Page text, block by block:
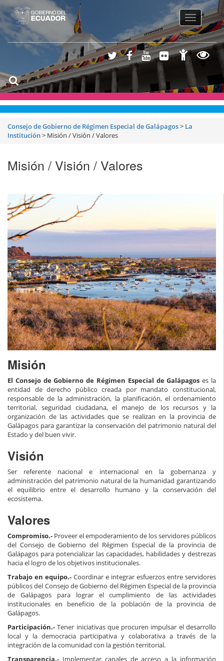
Toggle
Consejo de Gobierno de Régimen Especial de Galápagos> La
Institución> Misión / Visión / Valores
Misión / Visión / Valores
Misión
El Consejo de Gobierno de Régimen Especial de Galápagos es la
entidad de derecho público creada por mandato constitucional,
responsable de la administración, la planificación, el ordenamiento
territorial, seguridad ciudadana, el manejo de los recursos y la
organización de las actividades que se realizan en la provincia de
Galápagos para garantizar la conservación del patrimonio natural del
Estado y del buen vivir.
Visión
Ser referente nacional e internacional en la gobernanza y
administración del patrimonio natural de la humanidad garantizando
el equilibrio entre el desarrollo humano y la conservación del
ecosistema.
Valores
Compromiso.- Proveer el empoderamiento de los servidores públicos
del Consejo de Gobierno del Régimen Especial de la provincia de
Galápagos para potencializar las capacidades, habilidades y destrezas
hacia el logro de los objetivos institucionales.
Trabajo en equipo.- Coordinar e integrar esfuerzos entre servidores
públicos del Consejo de Gobierno del Régimen Especial de la provincia
de Galápagos para lograr el cumplimiento de las actividades
institucionales en beneficio de la población de la provincia de
Galápagos.
Participación.- Tener iniciativas que procuren impulsar el desarrollo
local y la democracia participativa y colaborativa a través de la
integración de la comunidad con la gestión territorial.
Transparencia.- Implementar canales de acceso a la información